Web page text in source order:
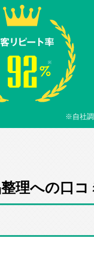
※自社
理への口コ